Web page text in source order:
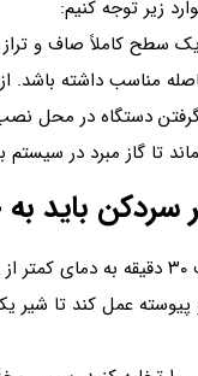
زیر توجه کنیم:
یک سطح کاملاً صاف و
مناسب داشته باشد.
دستگاه در محل
سردکن باید
پیوسته عمل کند تا